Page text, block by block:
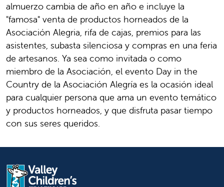
almuerzo cambia de año en año e incluye la
"famosa" venta de productos horneados de la
Asociación Alegria, rifa de cajas, premios para las
asistentes, subasta silenciosa y compras en una feria
de artesanos. Ya sea como invitada o como
miembro de la Asociación, el evento Day in the
Country de la Asociación Alegría es la ocasión ideal
para cualquier persona que ama un evento temático
y productos horneados, y que disfruta pasar tiempo
con sus seres queridos.